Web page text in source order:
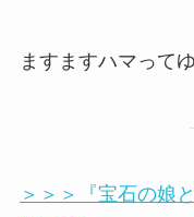
ますますハマって
＞＞＞『宝石の娘